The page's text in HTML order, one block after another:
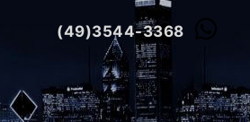
(49)3544-3368